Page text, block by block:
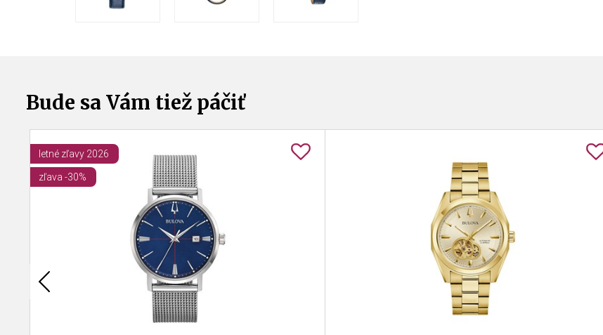
Bude sa Vám tiež páčiť
letné zľavy 2026
zľava -30%